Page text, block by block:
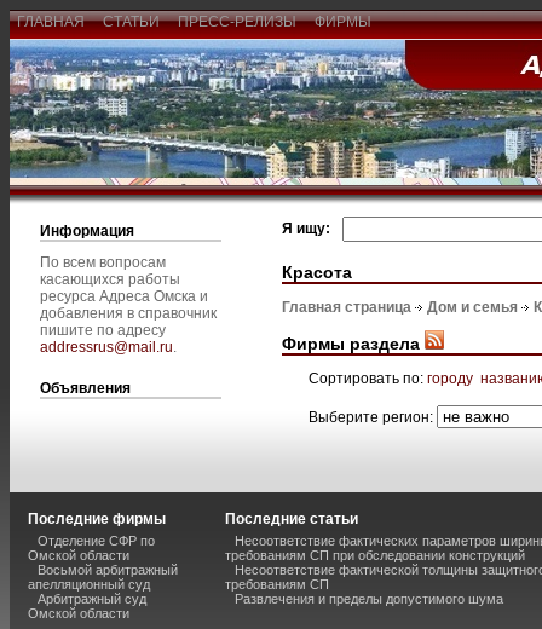
ГЛАВНАЯ СТАТЬИ ПРЕСС-РЕЛИЗЫ ФИРМЫ
Информация
По всем вопросам
касающихся работы
ресурса Адреса Омска и
добавления в справочник
пишите по адресу
addressrus@mail.ru.
Объявления
Я ищу:
Красота
Главная страница Дом и семья
Фирмы раздела
Сортировать по: городу
Выберите регион:
Последние фирмы
Отделение СФР по
Омской области
Восьмой арбитражный
апелляционный суд
Арбитражный суд
Омской области
Последние статьи
Несоответствие фактических параметров
требованиям СП при обследовании конструкций
Несоответствие фактической толщины
требованиям СП
Развлечения и пределы допустимого шума